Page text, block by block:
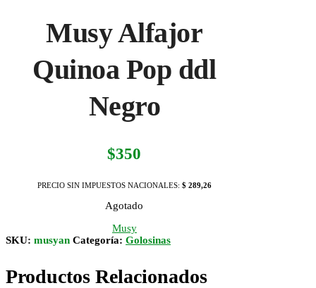
Musy Alfajor
Quinoa Pop ddl
Negro
$350
PRECIO SIN IMPUESTOS NACIONALES: $ 289,26
Agotado
Musy
SKU: musyan Categoría: Golosinas
Productos Relacionados